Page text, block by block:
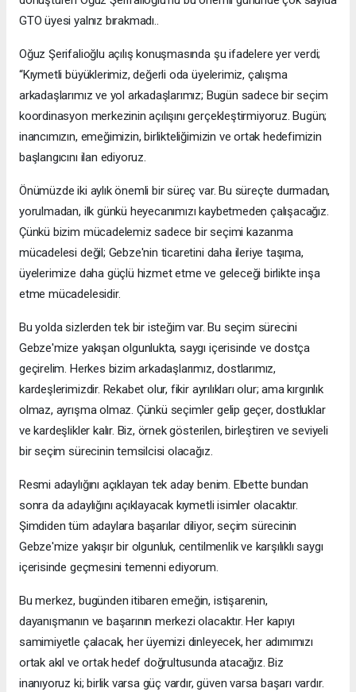
GTO üyesi yalnız bırakmadı..
Oğuz Şerifalioğlu açılış konuşmasında şu ifadelere yer verdi;
“Kıymetli büyüklerimiz, değerli oda üyelerimiz, çalışma
arkadaşlarımız ve yol arkadaşlarımız; Bugün sadece bir seçim
koordinasyon merkezinin açılışını gerçekleştirmiyoruz. Bugün;
inancımızın, emeğimizin, birlikteliğimizin ve ortak hedefimizin
başlangıcını ilan ediyoruz.
Önümüzde iki aylık önemli bir süreç var. Bu süreçte durmadan,
yorulmadan, ilk günkü heyecanımızı kaybetmeden çalışacağız.
Çünkü bizim mücadelemiz sadece bir seçimi kazanma
mücadelesi değil; Gebze'nin ticaretini daha ileriye taşıma,
üyelerimize daha güçlü hizmet etme ve geleceği birlikte inşa
etme mücadelesidir.
Bu yolda sizlerden tek bir isteğim var. Bu seçim sürecini
Gebze'mize yakışan olgunlukta, saygı içerisinde ve dostça
geçirelim. Herkes bizim arkadaşlarımız, dostlarımız,
kardeşlerimizdir. Rekabet olur, fikir ayrılıkları olur; ama kırgınlık
olmaz, ayrışma olmaz. Çünkü seçimler gelip geçer, dostluklar
ve kardeşlikler kalır. Biz, örnek gösterilen, birleştiren ve seviyeli
bir seçim sürecinin temsilcisi olacağız.
Resmi adaylığını açıklayan tek aday benim. Elbette bundan
sonra da adaylığını açıklayacak kıymetli isimler olacaktır.
Şimdiden tüm adaylara başarılar diliyor, seçim sürecinin
Gebze'mize yakışır bir olgunluk, centilmenlik ve karşılıklı saygı
içerisinde geçmesini temenni ediyorum.
Bu merkez, bugünden itibaren emeğin, istişarenin,
dayanışmanın ve başarının merkezi olacaktır. Her kapıyı
samimiyetle çalacak, her üyemizi dinleyecek, her adımımızı
ortak akıl ve ortak hedef doğrultusunda atacağız. Biz
inanıyoruz ki; birlik varsa güç vardır, güven varsa başarı vardır.